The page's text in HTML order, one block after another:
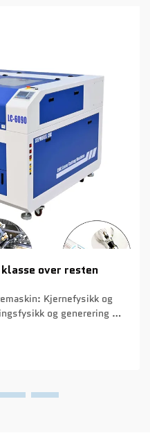
klasse over resten
Kjernefysikk og
og generering av
for gassutladning. Når
…